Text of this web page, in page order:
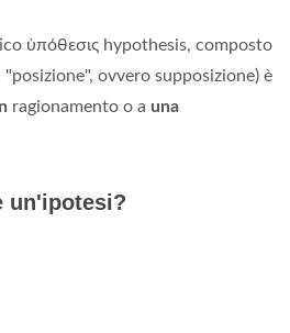
ὑπόθεσις hypothesis, composto
ovvero supposizione) è
ragionamento o a una
un'ipotesi?